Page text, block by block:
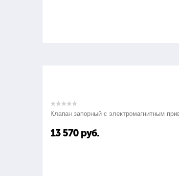
Клапан запорный с электромагнитным
13 570 руб.